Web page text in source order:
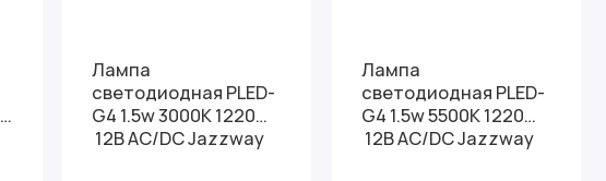
Лампа
светодиодная PLED-
G4 1.5w 3000K 1220
12В AC/DC Jazzway
Лампа
светодиодная PLED-
G4 1.5w 5500K 1220
12В AC/DC Jazzway